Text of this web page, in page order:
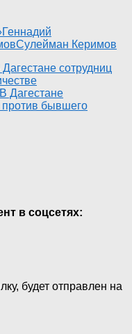
Геннадий
Сулейман Керимов
Дагестане сотрудниц
В Дагестане
против бывшего
в соцсетях:
будет отправлен на